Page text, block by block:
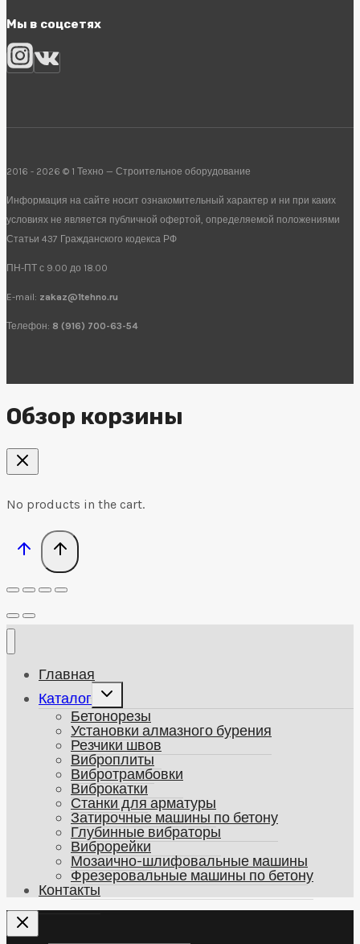
Мы в соцсетях
2016 - 2026 © 1 Техно — Строительное оборудование
Информация на сайте носит ознакомительный характер и ни при каких
условиях не является публичной офертой, определяемой положениями
Статьи 437 Гражданского кодекса РФ
ПН-ПТ с 9.00 до 18.00
E-mail: zakaz@1tehno.ru
Телефон: 8 (916) 700-63-54
Обзор корзины
No products in the cart.
Главная
Каталог
Развернуть
меню
Бетонорезы
Установки алмазного бурения
Резчики швов
Виброплиты
Вибротрамбовки
Виброкатки
Станки для арматуры
Затирочные машины по бетону
Глубинные вибраторы
Виброрейки
Мозаично-шлифовальные машины
Фрезеровальные машины по бетону
Контакты